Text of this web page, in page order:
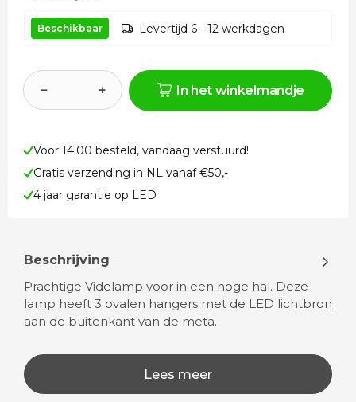
Beschikbaar Levertijd 6 - 12 werkdagen
− + In het winkelmandje
Voor 14:00 besteld, vandaag verstuurd!
Gratis verzending in NL vanaf €50,-
4 jaar garantie op LED
Beschrijving
Prachtige Videlamp voor in een hoge hal. Deze
lamp heeft 3 ovalen hangers met de LED lichtbron
aan de buitenkant van de meta…
Lees meer